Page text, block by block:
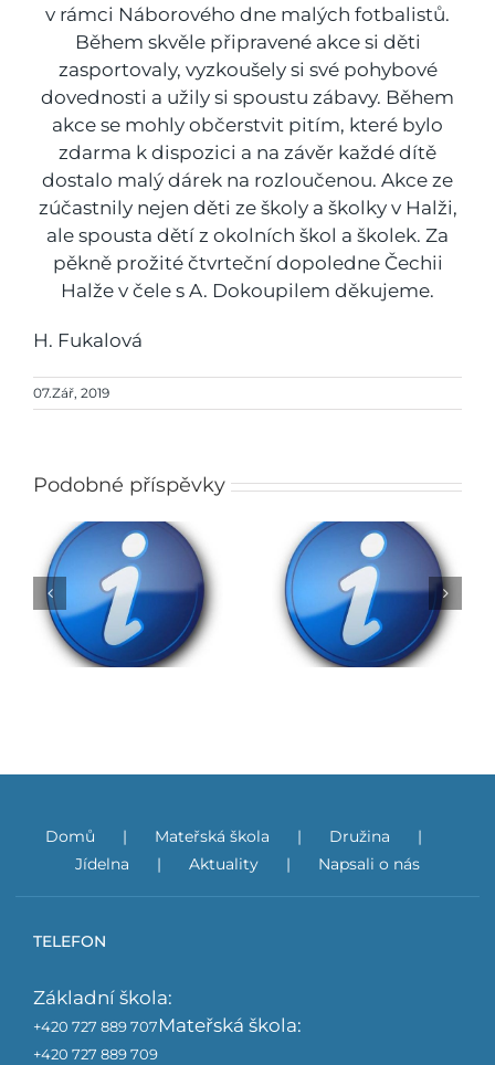
v rámci Náborového dne malých fotbalistů.
Během skvěle připravené akce si děti
zasportovaly, vyzkoušely si své pohybové
dovednosti a užily si spoustu zábavy. Během
akce se mohly občerstvit pitím, které bylo
zdarma k dispozici a na závěr každé dítě
dostalo malý dárek na rozloučenou. Akce ze
zúčastnily nejen děti ze školy a školky v Halži,
ale spousta dětí z okolních škol a školek. Za
pěkně prožité čtvrteční dopoledne Čechii
Halže v čele s A. Dokoupilem děkujeme.
H. Fukalová
07.Zář, 2019
Podobné příspěvky
Rozhodnutí o přijetí
do ZŠ na školní rok
2026/2027
Obědy do škol
Domů Mateřská škola
Družina
Jídelna
Aktuality Napsali o nás
TELEFON
Základní škola:
+420 727 889 707Mateřská škola:
+420 727 889 709